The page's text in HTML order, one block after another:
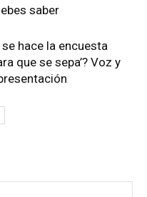
saber
se hace la encuesta
que se sepa’? Voz y